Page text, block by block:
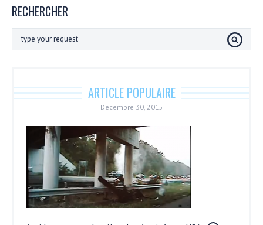
RECHERCHER
ARTICLE POPULAIRE
Décembre 30, 2015